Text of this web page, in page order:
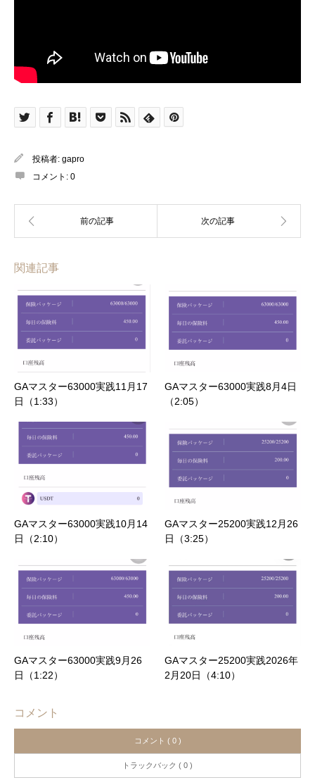
投稿者: gapro
コメント: 0
関連記事
GAマスター63000実践11月17
日（1:33）
GAマスター63000実践8月4日
（2:05）
GAマスター63000実践10月14
日（2:10）
GAマスター25200実践12月26
日（3:25）
GAマスター63000実践9月26
日（1:22）
GAマスター25200実践2026年
2月20日（4:10）
コメント
コメント ( 0 )
トラックバック ( 0 )